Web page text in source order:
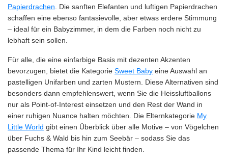
Papierdrachen . Die sanften Elefanten und luftigen Papierdrachen
schaffen eine ebenso fantasievolle, aber etwas erdere Stimmung
– ideal für ein Babyzimmer, in dem die Farben noch nicht zu
lebhaft sein sollen.
Für alle, die eine einfarbige Basis mit dezenten Akzenten
bevorzugen, bietet die Kategorie Sweet Baby eine Auswahl an
pastelligen Unifarben und zarten Mustern. Diese Alternativen sind
besonders dann empfehlenswert, wenn Sie die Heissluftballons
nur als Point-of-Interest einsetzen und den Rest der Wand in
einer ruhigen Nuance halten möchten. Die Elternkategorie My
Little World gibt einen Überblick über alle Motive – von Vögelchen
über Fuchs & Wald bis hin zum Seebär – sodass Sie das
passende Thema für Ihr Kind leicht finden.